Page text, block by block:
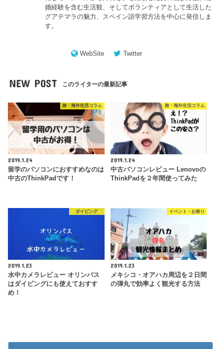
婚経験を含む生活観、そしてボランティアとして生活した
グアテマラの魅力、スペイン語学習方法を中心に発信しま
す。
WebSite Twitter
NEW POST このライターの最新記事
旅・海外生活コラム
2019.1.24
留学のパソコンにおすすめなのは
中古のThinkPadです！
旅・海外生活コラム
2019.1.24
中古パソコンレビュー Lenovoの
ThinkPadを２年間使ってみた
ダイビング
2019.1.23
水中カメラレビュー オリンパス
はダイビングにも使えておすす
め！
イベント・お祭り
2019.1.23
メキシコ・オアハカ周辺を２日間
の弾丸で効率よく観光する方法